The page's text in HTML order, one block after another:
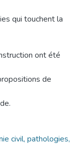
qui touchent la
ont été
de
civil, pathologies,